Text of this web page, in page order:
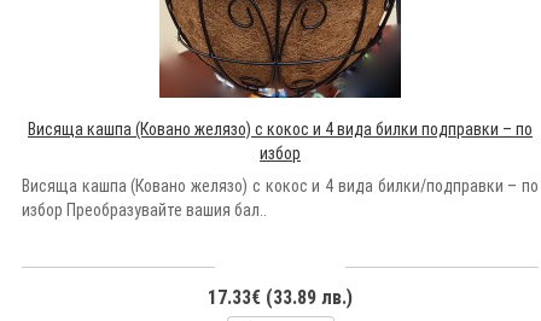
Висяща кашпа (Ковано желязо) с кокос и 4 вида билки подправки – по
избор
Висяща кашпа (Ковано желязо) с кокос и 4 вида билки/подправки – по
избор Преобразувайте вашия бал..
17.33€ (33.89 лв.)